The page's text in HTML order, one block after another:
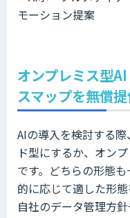
モーション提案
オンプレミス型
スマップを無償
AIの導入を検討する
ド型にするか、オン
です。どちらの形態
的に応じて適した形態
自社のデータ管理方